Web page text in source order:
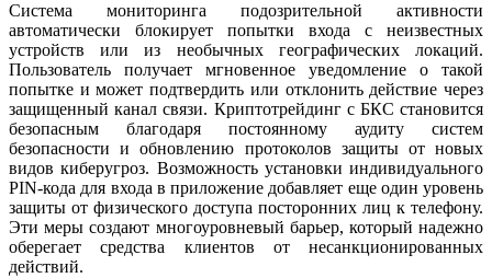
Система мониторинга подозрительной активности
автоматически блокирует попытки входа с неизвестных
устройств или из необычных географических локаций.
Пользователь получает мгновенное уведомление о такой
попытке и может подтвердить или отклонить действие через
защищенный канал связи. Криптотрейдинг с БКС становится
безопасным благодаря постоянному аудиту систем
безопасности и обновлению протоколов защиты от новых
видов киберугроз. Возможность установки индивидуального
PIN-кода для входа в приложение добавляет еще один уровень
защиты от физического доступа посторонних лиц к телефону.
Эти меры создают многоуровневый барьер, который надежно
оберегает средства клиентов от несанкционированных
действий.